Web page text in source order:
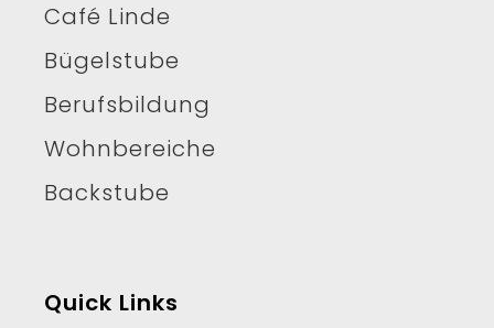
Café Linde
Bügelstube
Berufsbildung
Wohnbereiche
Backstube
Quick Links